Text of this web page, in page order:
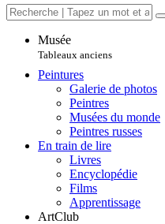
Musée
Tableaux anciens
Peintures
Galerie de photos
Peintres
Musées du monde
Peintres russes
En train de lire
Livres
Encyclopédie
Films
Apprentissage
ArtClub